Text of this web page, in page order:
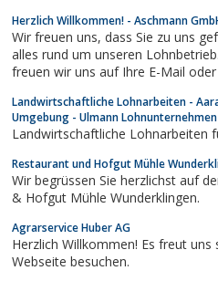
Herzlich Willkommen! - Aschmann
Wir freuen uns, dass Sie zu uns gefunden haben. Hier finden Sie
alles rund um unseren
freuen wir uns auf Ihre E-Mail
Landwirtschaftliche Lohnarbeiten -
Umgebung - Ulmann Lohnunternehmen
Restaurant und Hofgut Mühle
Wir begrüssen Sie herzlichst auf
& Hofgut Mühle Wunderklingen.
Agrarservice Huber AG
Herzlich Willkommen! Es freut uns sehr, dass Sie
Webseite besuchen.